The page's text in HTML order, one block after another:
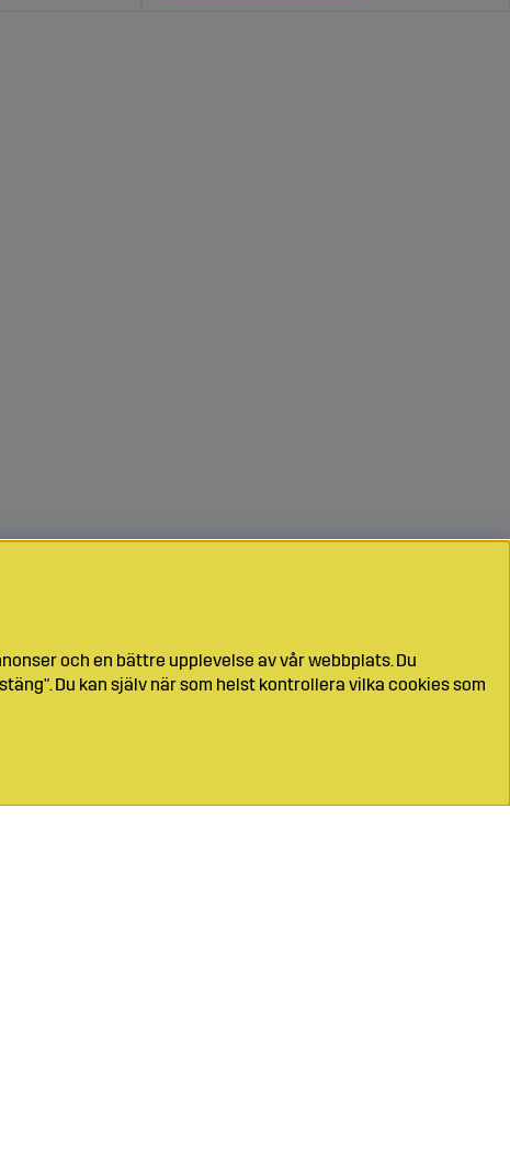
och en bättre upplevelse av vår webbplats. Du
Du kan själv när som helst kontrollera vilka cookies som